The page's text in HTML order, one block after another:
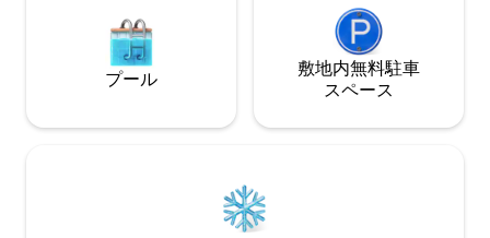
プール
敷地内無料駐⁠車
ス⁠ペ⁠ー⁠ス